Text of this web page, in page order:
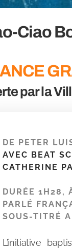
Ciao
par la
DE PETER
AVEC BEAT
CATHERINE
DURÉE 1H28,
PARLÉ
SOUS-TITRÉ
L’initiative